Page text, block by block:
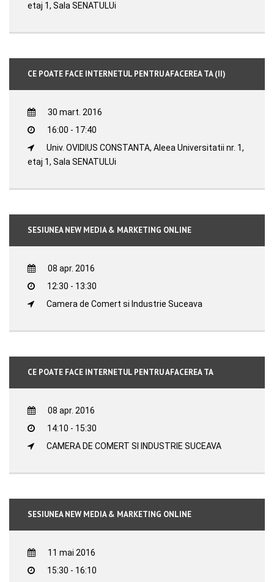
etaj 1, Sala SENATULUi
CE POATE FACE INTERNETUL PENTRU AFACEREA TA (II)
30 mart. 2016
16:00 - 17:40
Univ. OVIDIUS CONSTANTA, Aleea Universitatii nr. 1,
etaj 1, Sala SENATULUi
SESIUNEA NEW MEDIA & MARKETING ONLINE
08 apr. 2016
12:30 - 13:30
Camera de Comert si Industrie Suceava
CE POATE FACE INTERNETUL PENTRU AFACEREA TA
08 apr. 2016
14:10 - 15:30
CAMERA DE COMERT SI INDUSTRIE SUCEAVA
SESIUNEA NEW MEDIA & MARKETING ONLINE
11 mai 2016
15:30 - 16:10